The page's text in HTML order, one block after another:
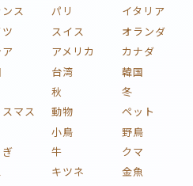
ス パリ
イタリア
スイス
オランダ
アメリカ
カナダ
台湾
韓国
秋
冬
マス 動物
ペット
小鳥
野鳥
牛
クマ
キツネ
金魚